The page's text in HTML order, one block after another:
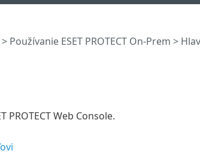
> Používanie ESET PROTECT On-Prem >
PROTECT Web Console.